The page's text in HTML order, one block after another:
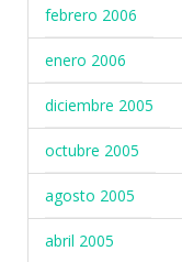
febrero 2006
enero 2006
diciembre 2005
octubre 2005
agosto 2005
abril 2005